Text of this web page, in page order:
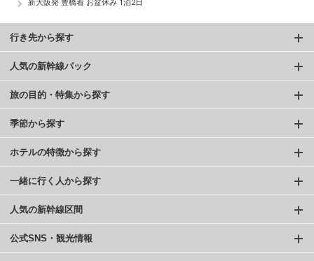
新大阪発 豊橋着 お盆休み 1泊2日
行き先から探す
人気の新幹線パック
旅の目的・特集から探す
季節から探す
ホテルの特徴から探す
一緒に行く人から探す
人気の新幹線区間
公式SNS・観光情報